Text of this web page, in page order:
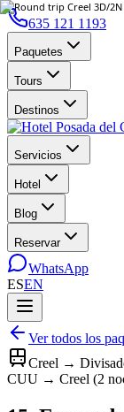
635 121 1193
Paquetes
Tours
Destinos
Servicios
Hotel
Blog
Reservar
WhatsApp
ESEN
Ver todos los
Creel →
CUU → Creel (2